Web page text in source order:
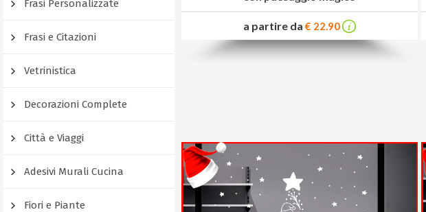
Frasi Personalizzate
Frasi e Citazioni
Vetrinistica
Decorazioni Complete
Città e Viaggi
Adesivi Murali Cucina
Fiori e Piante
a partire da € 22.90